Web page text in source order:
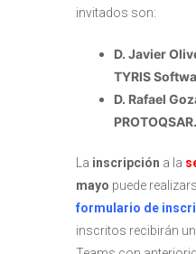
invitados son:
D. Javier
TYRIS
D. Rafael
PROTOQSAR.
La inscripción a la
mayo puede
formulario de
inscritos recibirán